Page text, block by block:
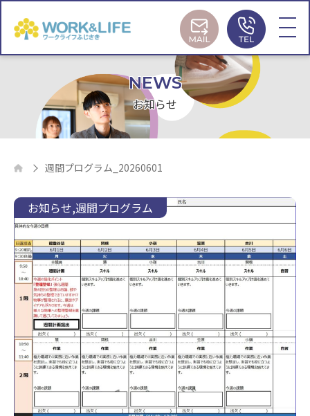
MAIL TEL
NEWS
お知らせ
週間プログラム_20260601
お知らせ 週間プログラム